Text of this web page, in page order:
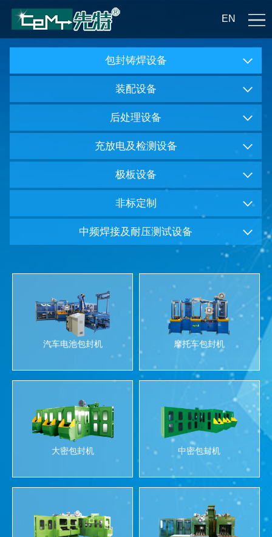
EN
包封铸焊设备
装配设备
后处理设备
充放电及检测设备
极板设备
非标定制
中频焊接及耐压测试设备
汽车电池包封机 摩托车包封机
大密包封机 中密包封机